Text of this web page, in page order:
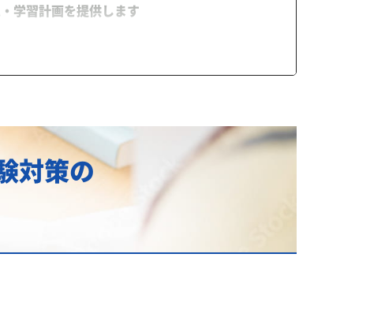
学習計画を提供します
から得られる成果とは？
対策の